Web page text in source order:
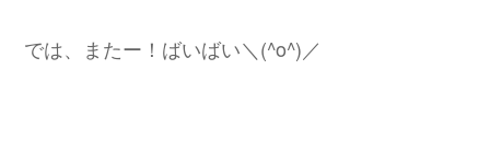
では、またー！ばいばい＼(^o^)／